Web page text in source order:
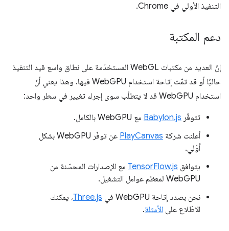
التنفيذ الأولي في Chrome.
دعم المكتبة
إنّ العديد من مكتبات WebGL المستخدَمة على نطاق واسع قيد التنفيذ
حاليًا أو قد تمّت إتاحة استخدام WebGPU فيها. وهذا يعني أنّ
استخدام WebGPU قد لا يتطلّب سوى إجراء تغيير في سطر واحد:
تتوفّر Babylon.js مع WebGPU بالكامل.
أعلنت شركة PlayCanvas
عن توفّر WebGPU بشكل
أوّلي.
يتوافق TensorFlow.js مع الإصدارات المحسّنة من
WebGPU لمعظم عوامل التشغيل.
نحن بصدد إتاحة WebGPU في
Three.js، يمكنك
الاطّلاع على الأمثلة.